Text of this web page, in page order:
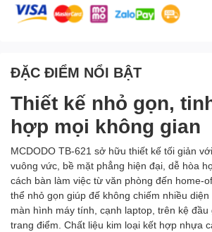
ĐẶC ĐIỂM NỔI BẬT
Thiết kế nhỏ gọn,
hợp mọi không gian
MCDODO TB-621 sở hữu thiết kế tối giản
vuông vức, bề mặt phẳng hiện đại, dễ hòa
cách bàn làm việc từ văn phòng đến home-
thể nhỏ gọn giúp đế không chiếm nhiều
màn hình máy tính, cạnh laptop, trên kệ
trang điểm. Chất liệu kim loại kết hợp nhựa